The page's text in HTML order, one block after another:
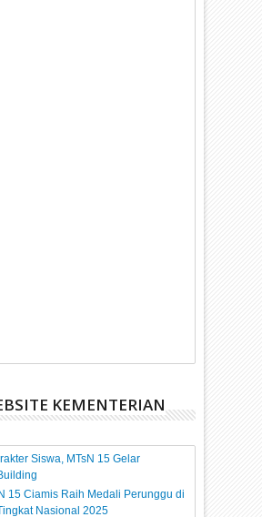
KEMENTERIAN
Siswa, MTsN 15 Gelar
15 Ciamis Raih Medali Perunggu di
Nasional 2025